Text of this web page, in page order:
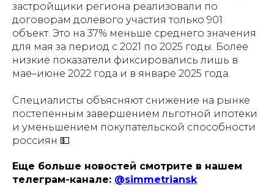
застройщики региона реализовали по
договорам долевого участия только 901
объект. Это на 37% меньше среднего значения
для мая за период с 2021 по 2025 годы. Более
низкие показатели фиксировались лишь в
мае–июне 2022 года и в январе 2025 года.
Специалисты объясняют снижение на рынке
постепенным завершением льготной ипотеки
и уменьшением покупательской способности
россиян 💵
Еще больше новостей смотрите в нашем
телеграм-канале: @simmetriansk